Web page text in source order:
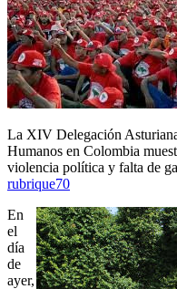
La XIV Delegación
Humanos en Colombia
violencia política y falta de
rubrique70
En
el
día
de
ayer,